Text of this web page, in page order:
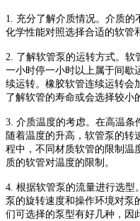
1. 充分了解介质情况。介质的
化学性能对照选择合适的软管
2. 了解软管泵 的运转方式。 软
一小时停一小时以上属于间歇
续运转。橡胶软管连续运转会
了解软管的寿命或会选择较小
3. 介质温度的考虑。在高温条
随着温度的升高， 软管泵 的转
程中，不同材质软管的限制温
质的软管对温度的限制。
4. 根据软管泵 的流量进行选型。
泵的旋转速度和操作环境对泵
们可选择的泵型有好几种，因